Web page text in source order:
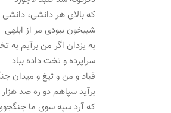
که بالای هر دانشی،
شبیخون ببودی مر از ابلهی
به یزدان اگر من برآیم به
سراپرده و تخت داده بباد
قباد و من و تیغ و میدان
برآید سپاهم دو ره صد هزار
که آرد سپه سوی ما